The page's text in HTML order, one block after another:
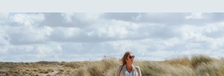
s
l
a
l
t